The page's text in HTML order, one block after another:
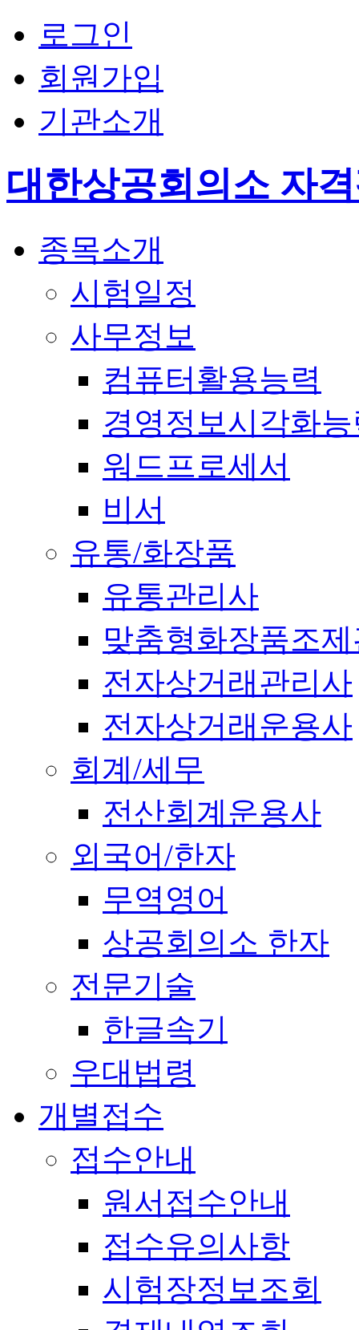
로그인
회원가입
기관소개
대한상공회의소 자
종목소개
시험일정
사무정보
컴퓨터활용능력
경영정보시각화
워드프로세서
비서
유통/화장품
유통관리사
맞춤형화장품조
전자상거래관리사
전자상거래운용사
회계/세무
전산회계운용사
외국어/한자
무역영어
상공회의소 한자
전문기술
한글속기
우대법령
개별접수
접수안내
원서접수안내
접수유의사항
시험장정보조회